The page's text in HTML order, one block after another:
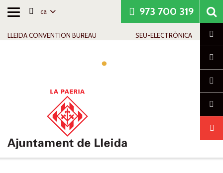
Alternar
ca
LLEIDA CONVENTION BUREAU SEU-ELECTRÒNICA
973 700 319